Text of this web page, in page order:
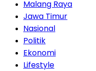
Malang Raya
Jawa Timur
Nasional
Politik
Ekonomi
Lifestyle